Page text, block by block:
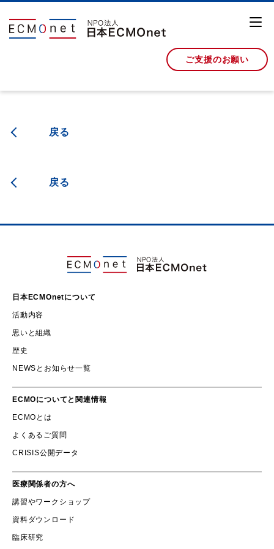
ご支援のお願い
戻る
戻る
日本ECMOnetについて
活動内容
思いと組織
歴史
NEWSとお知らせ一覧
ECMOについてと関連情報
ECMOとは
よくあるご質問
CRISIS公開データ
医療関係者の方へ
講習やワークショップ
資料ダウンロード
臨床研究